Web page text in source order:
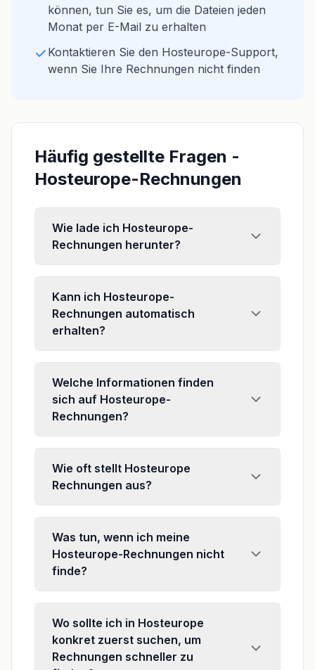
können, tun Sie es, um die Dateien jeden
Monat per E-Mail zu erhalten
Kontaktieren Sie den Hosteurope-Support,
wenn Sie Ihre Rechnungen nicht finden
Häufig gestellte Fragen -
Hosteurope-Rechnungen
Wie lade ich Hosteurope-
Rechnungen herunter?
Kann ich Hosteurope-
Rechnungen automatisch
erhalten?
Welche Informationen finden
sich auf Hosteurope-
Rechnungen?
Wie oft stellt Hosteurope
Rechnungen aus?
Was tun, wenn ich meine
Hosteurope-Rechnungen nicht
finde?
Wo sollte ich in Hosteurope
konkret zuerst suchen, um
Rechnungen schneller zu